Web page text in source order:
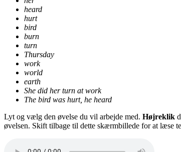
heard
hurt
bird
burn
turn
Thursday
work
world
earth
She did her turn at work
The bird was hurt, he heard
Lyt og vælg den øvelse du vil arbejde med. Højreklik
øvelsen. Skift tilbage til dette skærmbillede for at læse